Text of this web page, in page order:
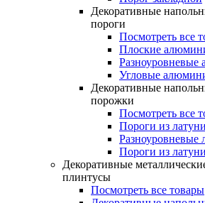
Декоративные
пороги
Посмотреть все
Плоские
Угловые
Декоративные
порожки
Посмотреть все
Пороги из
Разноуровневые
Пороги из
Декоративные
плинтусы
Посмотреть все товары